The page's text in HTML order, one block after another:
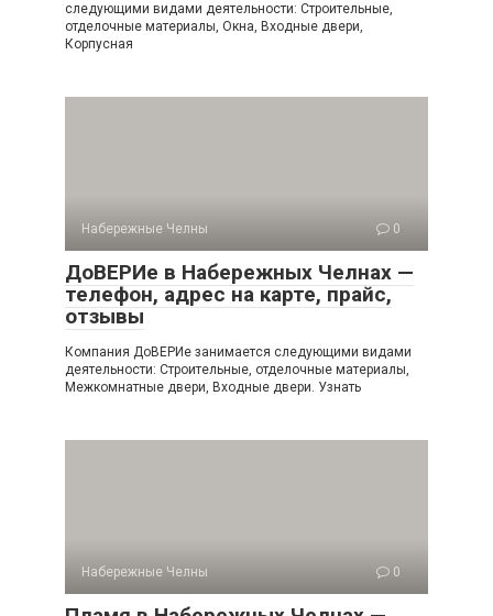
следующими видами деятельности: Строительные,
отделочные материалы, Окна, Входные двери,
Корпусная
Набережные Челны 0
ДоВЕРИе в Набережных Челнах —
телефон, адрес на карте, прайс,
отзывы
Компания ДоВЕРИе занимается следующими видами
деятельности: Строительные, отделочные материалы,
Межкомнатные двери, Входные двери. Узнать
Набережные Челны 0